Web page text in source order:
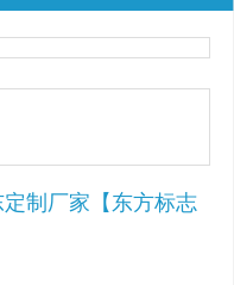
制厂家【东方标志